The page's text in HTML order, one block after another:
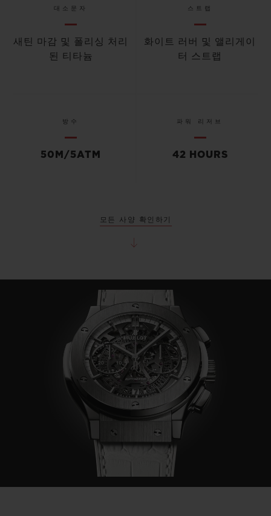
대소문자
새틴 마감 및 폴리싱 처리
된 티타늄
스트랩
화이트 러버 및 앨리게이
터 스트랩
방수
50M/5ATM
파워 리저브
42 HOURS
모든 사양 확인하기